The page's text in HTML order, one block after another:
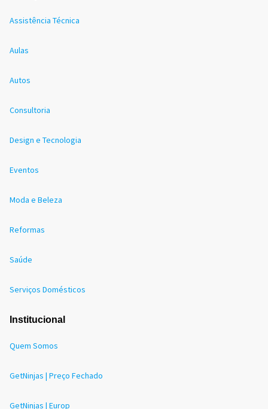
Assistência Técnica
Aulas
Autos
Consultoria
Design e Tecnologia
Eventos
Moda e Beleza
Reformas
Saúde
Serviços Domésticos
Institucional
Quem Somos
GetNinjas | Preço Fechado
GetNinjas | Europ